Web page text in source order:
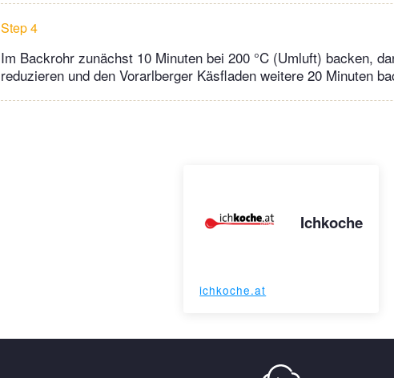
Step 4
Im Backrohr zunächst 10 Minuten bei 200 °C (Umluft) backen,
reduzieren und den Vorarlberger Käsfladen weitere 20 Minuten
Ichkoche
ichkoche.at